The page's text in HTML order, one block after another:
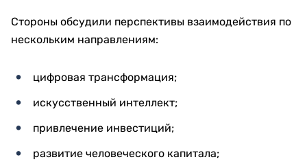
Стороны обсудили перспективы взаимодействия по
нескольким направлениям:
цифровая трансформация;
искусственный интеллект;
привлечение инвестиций;
развитие человеческого капитала;